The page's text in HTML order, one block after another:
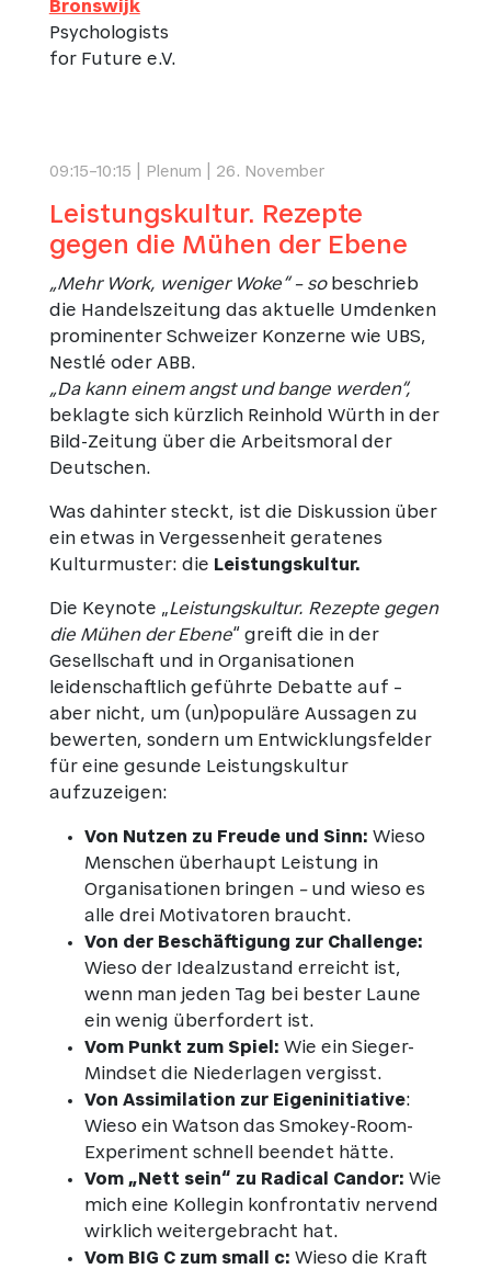
Bronswijk
Psychologists
for Future e.V.
09:15–10:15 | Plenum | 26. November
Leistungskultur. Rezepte
gegen die Mühen der Ebene
„Mehr Work, weniger Woke“ – so beschrieb
die Handelszeitung das aktuelle Umdenken
prominenter Schweizer Konzerne wie UBS,
Nestlé oder ABB.
„Da kann einem angst und bange werden“,
beklagte sich kürzlich Reinhold Würth in der
Bild-Zeitung über die Arbeitsmoral der
Deutschen.
Was dahinter steckt, ist die Diskussion über
ein etwas in Vergessenheit geratenes
Kulturmuster: die Leistungskultur.
Die Keynote „Leistungskultur. Rezepte gegen
die Mühen der Ebene“ greift die in der
Gesellschaft und in Organisationen
leidenschaftlich geführte Debatte auf –
aber nicht, um (un)populäre Aussagen zu
bewerten, sondern um Entwicklungsfelder
für eine gesunde Leistungskultur
aufzuzeigen:
Von Nutzen zu Freude und Sinn: Wieso
Menschen überhaupt Leistung in
Organisationen bringen – und wieso es
alle drei Motivatoren braucht.
Von der Beschäftigung zur Challenge:
Wieso der Idealzustand erreicht ist,
wenn man jeden Tag bei bester Laune
ein wenig überfordert ist.
Vom Punkt zum Spiel: Wie ein Sieger-
Mindset die Niederlagen vergisst.
Von Assimilation zur Eigeninitiative:
Wieso ein Watson das Smokey-Room-
Experiment schnell beendet hätte.
Vom „Nett sein“ zu Radical Candor: Wie
mich eine Kollegin konfrontativ nervend
wirklich weitergebracht hat.
Vom BIG C zum small c: Wieso die Kraft